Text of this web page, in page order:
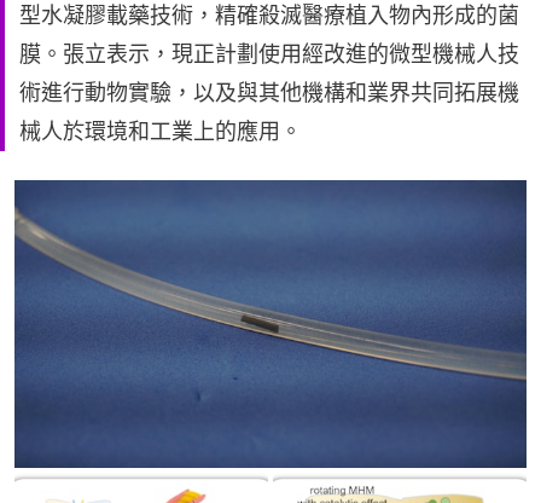
型水凝膠載藥技術，精確殺滅醫療植入物內形成的菌
膜。張立表示，現正計劃使用經改進的微型機械人技
術進行動物實驗，以及與其他機構和業界共同拓展機
械人於環境和工業上的應用。